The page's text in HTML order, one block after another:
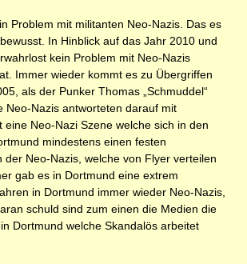
Problem mit militanten Neo-Nazis. Das es
In Hinblick auf das Jahr 2010 und
kein Problem mit Neo-Nazis
Immer wieder kommt es zu Übergriffen
als der Punker Thomas „Schmuddel“
Neo-Nazis antworteten darauf mit
Neo-Nazi Szene welche sich in den
mindestens einen festen
Neo-Nazis, welche von Flyer verteilen
gab es in Dortmund eine extrem
in Dortmund immer wieder Neo-Nazis,
schuld sind zum einen die Medien die
Dortmund welche Skandalös arbeitet